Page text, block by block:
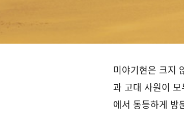
미야기현은 크지
과 고대 사원이
에서 동등하게 방